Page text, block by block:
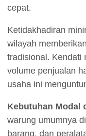
cepat.
Ketidakhadiran
wilayah
tradisional. Kendati
volume penjualan
usaha ini
Kebutuhan Modal
warung umumnya
barang, dan